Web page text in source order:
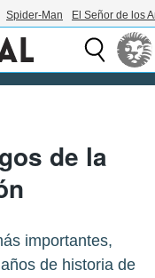
Spider-Man El Señor de los
de la
importantes,
de historia de